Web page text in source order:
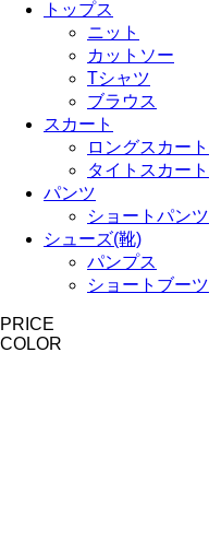
トップス
ニット
カットソー
Tシャツ
ブラウス
スカート
ロングスカート
タイトスカート
パンツ
ショートパンツ
シューズ(靴)
パンプス
ショートブーツ
PRICE
COLOR